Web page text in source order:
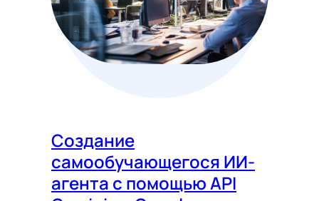
Создание
самообучающегося ИИ-
агента с помощью API